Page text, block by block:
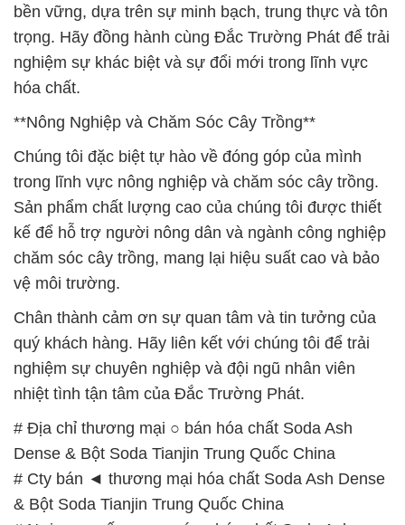
kế để hỗ trợ người nông dân và ngành công nghiệp
chăm sóc cây trồng, mang lại hiệu suất cao và bảo
vệ môi trường.
Chân thành cảm ơn sự quan tâm và tin tưởng của
quý khách hàng. Hãy liên kết với chúng tôi để trải
nghiệm sự chuyên nghiệp và đội ngũ nhân viên
nhiệt tình tận tâm của Đắc Trường Phát.
# Địa chỉ thương mại ○ bán hóa chất Soda Ash
Dense & Bột Soda Tianjin Trung Quốc China
# Cty bán ◄ thương mại hóa chất Soda Ash Dense
& Bột Soda Tianjin Trung Quốc China
# Nơi cung cấp ÷ cung ứng hóa chất Soda Ash
Dense & Bột Soda Tianjin Trung Quốc China
# Đơn vị bán ▲ thương mại hóa chất Soda Ash
Dense & Bột Soda Tianjin Trung Quốc China
# Nhà bán hàng ≤ cung cấp hóa chất Soda Ash
Dense & Bột Soda Tianjin Trung Quốc China
# Địa chỉ chuyên kinh doanh ¬ cung cấp hóa chất
Soda Ash Dense & Bột Soda Tianjin Trung Quốc
China